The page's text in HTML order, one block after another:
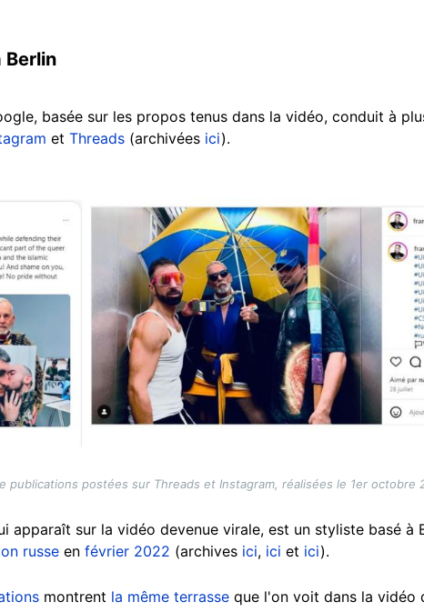
Berlin
basée sur les propos tenus dans la vidéo, conduit à
et Threads (archivées ici).
publications postées sur Threads et Instagram, réalisées le 1er octobre
apparaît sur la vidéo devenue virale, est un styliste basé à
russe en février 2022 (archives ici, ici et ici).
montrent la même terrasse que l'on voit dans la vidéo